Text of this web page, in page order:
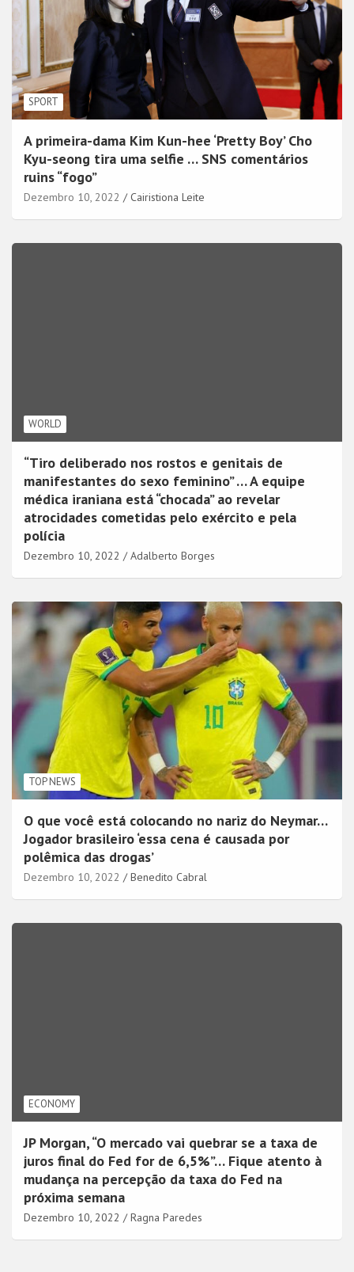
SPORT
A primeira-dama Kim Kun-hee ‘Pretty Boy’ Cho
Kyu-seong tira uma selfie … SNS comentários
ruins “fogo”
Dezembro 10, 2022 Cairistiona Leite
WORLD
“Tiro deliberado nos rostos e genitais de
manifestantes do sexo feminino” … A equipe
médica iraniana está “chocada” ao revelar
atrocidades cometidas pelo exército e pela
polícia
Dezembro 10, 2022 Adalberto Borges
TOP NEWS
O que você está colocando no nariz do Neymar…
Jogador brasileiro ‘essa cena é causada por
polêmica das drogas’
Dezembro 10, 2022 Benedito Cabral
ECONOMY
JP Morgan, “O mercado vai quebrar se a taxa de
juros final do Fed for de 6,5%”… Fique atento à
mudança na percepção da taxa do Fed na
próxima semana
Dezembro 10, 2022 Ragna Paredes